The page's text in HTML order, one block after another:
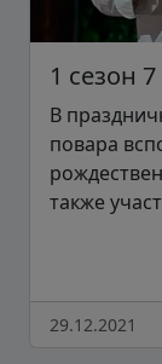
1 сезон
В
повара
также
29.12.2021